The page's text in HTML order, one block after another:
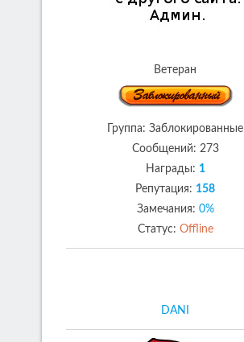
Ветеран
Группа: Заблокированные
Сообщений: 273
Награды: 1
Репутация: 158
Замечания: 0%
Статус: Offline
DANI